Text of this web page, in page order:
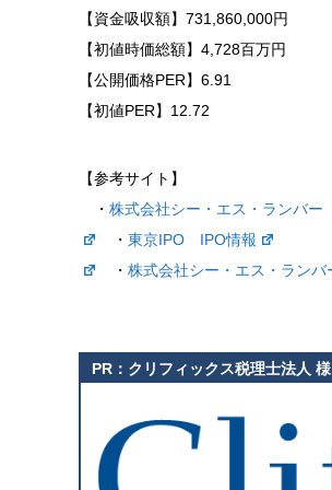
【資金吸収額】731,860,000円
【初値時価総額】4,728百万円
【公開価格PER】6.91
【初値PER】12.72
【参考サイト】
・ 株式会社シー・エス・ランバ
・ 東京IPO IPO情報
・ 株式会社シー・エス・ラン